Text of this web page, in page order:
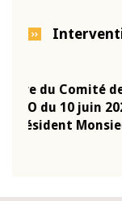
Allocution
Monétaire de
prononcée